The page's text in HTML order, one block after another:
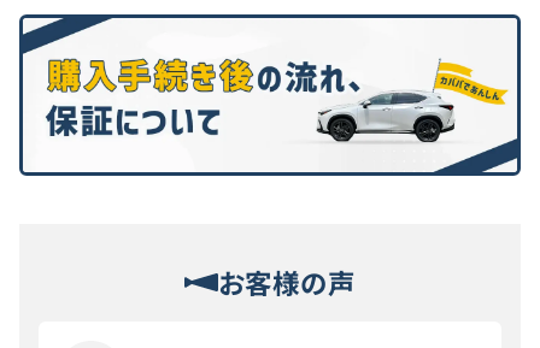
お客様の声